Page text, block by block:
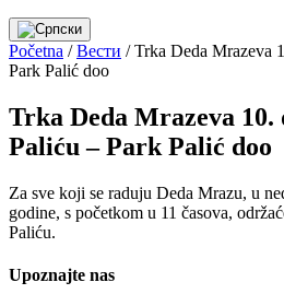
Početna / Вести / Trka Deda Mrazeva
Park Palić doo
Trka Deda Mrazeva 10.
Paliću – Park Palić doo
Za sve koji se raduju Deda Mrazu, u
godine, s početkom u 11 časova,
Paliću.
Upoznajte nas